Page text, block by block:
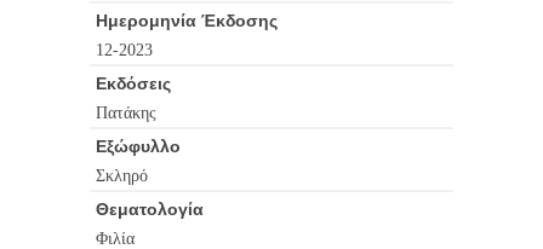
Ημερομηνία Έκδοσης
12-2023
Εκδόσεις
Πατάκης
Εξώφυλλο
Σκληρό
Θεματολογία
Φιλία